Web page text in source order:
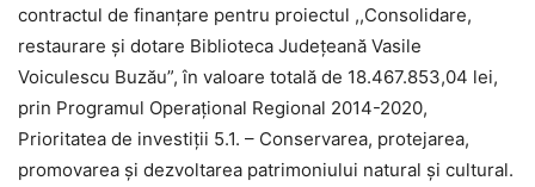
contractul de finanțare pentru proiectul ,,Consolidare,
restaurare și dotare Biblioteca Județeană Vasile
Voiculescu Buzău”, în valoare totală de 18.467.853,04 lei,
prin Programul Operațional Regional 2014-2020,
Prioritatea de investiții 5.1. – Conservarea, protejarea,
promovarea și dezvoltarea patrimoniului natural și cultural.